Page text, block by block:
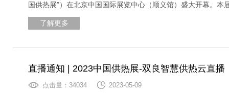
国供热展”）在北京中国国际展览中心（顺义馆）盛大开幕。
了解更多
直播通知 | 2023中国供热展-双良智慧供热云直播
点击量：34034 2023-05-09